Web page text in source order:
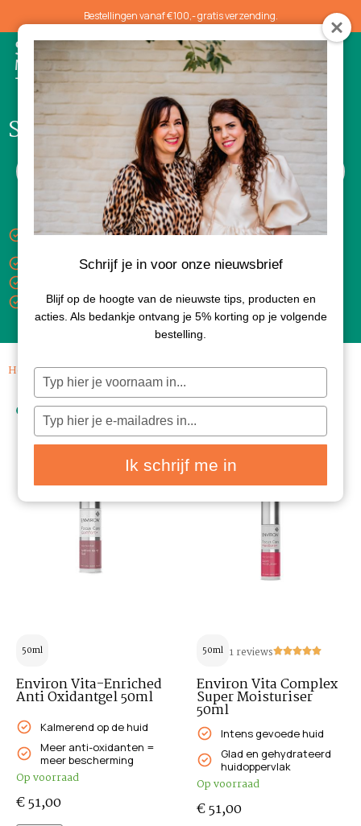
Bestellingen vanaf €100,- gratis verzending.
0
Serums
Keuze uit gratis luxe sample bij aankoop van 3
Gratis verzending vanaf €100,-
Bezorgd met PostNL
Home/ Serums
50ml
Environ Vita-Enriched
Anti Oxidantgel 50ml
Kalmerend op de huid
Meer anti-oxidanten =
meer bescherming
Op voorraad
€51,00
50ml 1 reviews
Environ Vita Complex
Super Moisturiser
50ml
Intens gevoede huid
Glad en gehydrateerd
huidoppervlak
Op voorraad
€51,00
Schrijf je in voor onze nieuwsbrief
Blijf op de hoogte van de nieuwste tips, producten en
acties. Als bedankje ontvang je 5% korting op je volgende
bestelling.
Typ
naam
in
Typ
e-
mailadres
Ik schrijf me in